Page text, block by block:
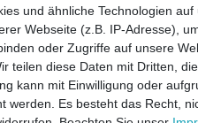
und ähnliche Technologien
Webseite (z.B. IP-Adresse),
oder Zugriffe auf unsere
teilen diese Daten mit Dritten,
kann mit Einwilligung oder
werden. Es besteht das Recht,